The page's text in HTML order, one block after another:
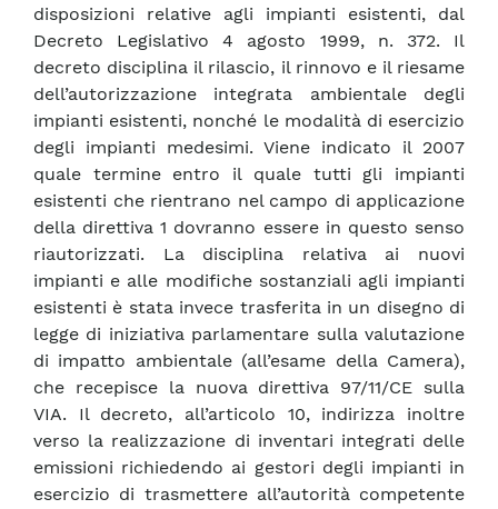
disposizioni relative agli impianti esistenti, dal
Decreto Legislativo 4 agosto 1999, n. 372. Il
decreto disciplina il rilascio, il rinnovo e il riesame
dell’autorizzazione integrata ambientale degli
impianti esistenti, nonché le modalità di esercizio
degli impianti medesimi. Viene indicato il 2007
quale termine entro il quale tutti gli impianti
esistenti che rientrano nel campo di applicazione
della direttiva 1 dovranno essere in questo senso
riautorizzati. La disciplina relativa ai nuovi
impianti e alle modifiche sostanziali agli impianti
esistenti è stata invece trasferita in un disegno di
legge di iniziativa parlamentare sulla valutazione
di impatto ambientale (all’esame della Camera),
che recepisce la nuova direttiva 97/11/CE sulla
VIA. Il decreto, all’articolo 10, indirizza inoltre
verso la realizzazione di inventari integrati delle
emissioni richiedendo ai gestori degli impianti in
esercizio di trasmettere all’autorità competente